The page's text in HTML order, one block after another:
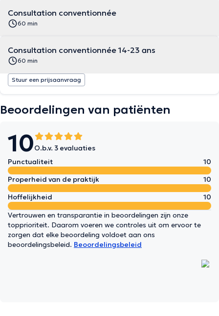
Consultation conventionnée
60 min
Consultation conventionnée 14-23 ans
60 min
Stuur een prijsaanvraag
Beoordelingen van patiënten
10O.b.v. 3 evaluaties
Punctualiteit
10
Properheid van de praktijk
10
Hoffelijkheid
10
Vertrouwen en transparantie in beoordelingen zijn onze
topprioriteit. Daarom voeren we controles uit om ervoor te
zorgen dat elke beoordeling voldoet aan ons
beoordelingsbeleid. Beoordelingsbeleid